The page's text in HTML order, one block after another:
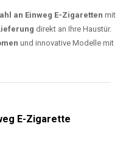
an Einweg E-Zigaretten mit
direkt an Ihre Haustür.
und innovative Modelle mit
E-Zigarette